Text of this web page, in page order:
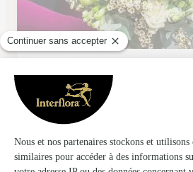
Aux Temps des Fleurs
Les Aubiers
★★
4.2 (25)
2, place Saint Mélaine
Voir la boutique